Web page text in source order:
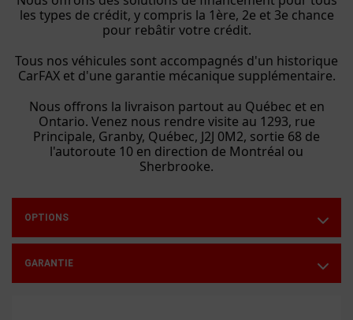
les types de crédit, y compris la 1ère, 2e et 3e chance
pour rebâtir votre crédit.
Tous nos véhicules sont accompagnés d'un historique
CarFAX et d'une garantie mécanique supplémentaire.
Nous offrons la livraison partout au Québec et en
Ontario. Venez nous rendre visite au 1293, rue
Principale, Granby, Québec, J2J 0M2, sortie 68 de
l'autoroute 10 en direction de Montréal ou
Sherbrooke.
OPTIONS
GARANTIE